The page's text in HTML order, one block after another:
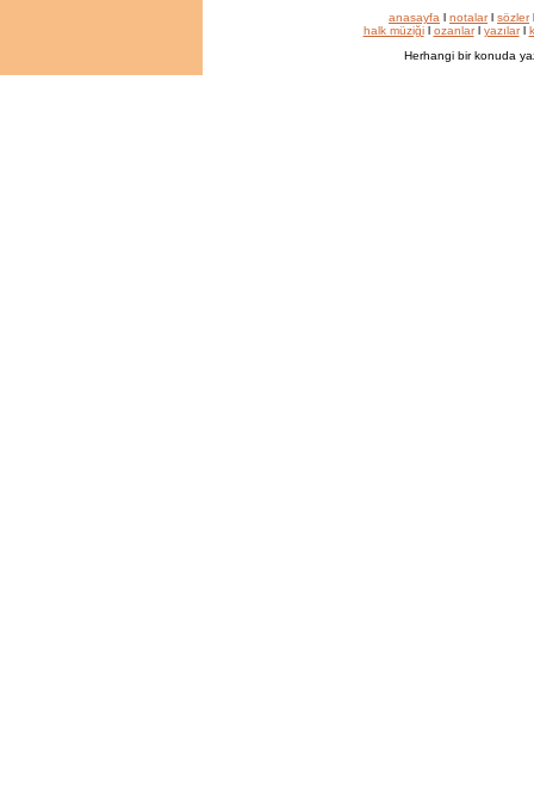
anasayfa l notalarl sözler
halk müziğil ozanlarl yazılarl
Herhangi bir konuda